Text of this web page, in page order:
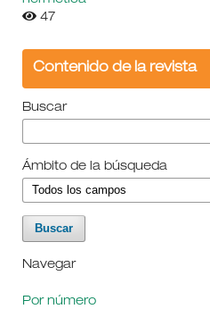
47
Contenido de la revista
Buscar
Ámbito de la búsqueda
Navegar
Por número